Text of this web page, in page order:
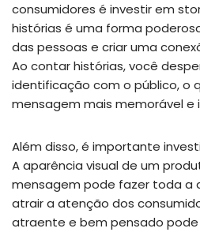
consumidores é investir em
histórias é uma forma
das pessoas e criar uma
Ao contar histórias, você
identificação com o público, o
mensagem mais memorável
Além disso, é importante
A aparência visual de um
mensagem pode fazer toda a
atrair a atenção dos
atraente e bem pensado